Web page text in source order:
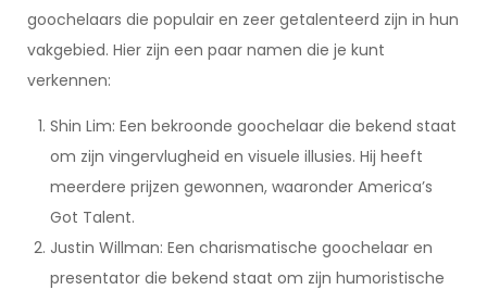
goochelaars die populair en zeer getalenteerd zijn in hun
vakgebied. Hier zijn een paar namen die je kunt
verkennen:
Shin Lim: Een bekroonde goochelaar die bekend staat
om zijn vingervlugheid en visuele illusies. Hij heeft
meerdere prijzen gewonnen, waaronder America’s
Got Talent.
Justin Willman: Een charismatische goochelaar en
presentator die bekend staat om zijn humoristische